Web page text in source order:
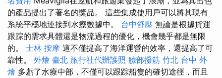
的產品提出了著名的獎品。 這些集成使用戶可以將其現有
系統平穩地連接到水療數據中。 台中舒壓 無論是根據貨運
跟踪的需求具體還是物流過程的優化，機會幾乎都是無限
的。 士林 按摩 這不僅提高了海洋運營的效率，還提高了可
靠性。 外燴 臺北 旅行社代辦護照 臉部撥筋 竹北 台中 外
燴 多虧了水療中部，不僅可以跟踪船隻的確切途徑，而且